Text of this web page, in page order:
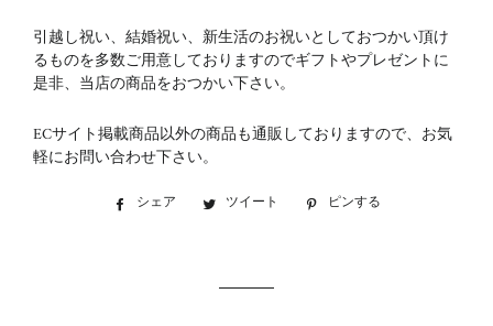
引越し祝い、結婚祝い、新生活のお祝いとしておつかい頂け
るものを多数ご用意しておりますのでギフトやプレゼントに
是非、当店の商品をおつかい下さい。
ECサイト掲載商品以外の商品も通販しておりますので、お気
軽にお問い合わせ下さい。
シェア
Facebookツイート
Twitter ピンする